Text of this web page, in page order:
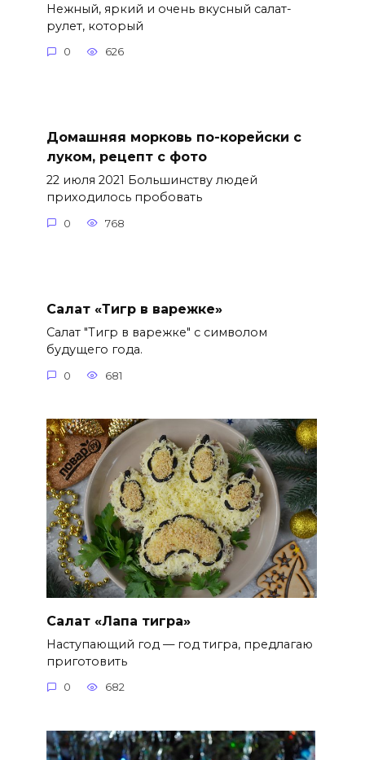
Нежный, яркий и очень вкусный салат-
рулет, который
0 626
Домашняя морковь по-корейски с
луком, рецепт с фото
22 июля 2021 Большинству людей
приходилось пробовать
0 768
Салат «Тигр в варежке»
Салат "Тигр в варежке" с символом
будущего года.
0 681
Салат «Лапа тигра»
Наступающий год — год тигра, предлагаю
приготовить
0 682